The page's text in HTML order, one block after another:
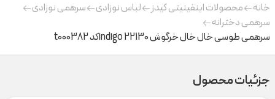
خانه محصولات اینفینیتی کیدز لباس نوزادی
سرهمی نوزادی
سرهمی دخترانه
سرهمی طوسی خال خال خرگوش indigo 22130کد t000382
جزئیات محصول